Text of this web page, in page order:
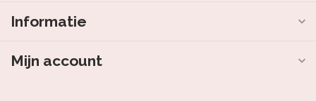
Informatie
Mijn account